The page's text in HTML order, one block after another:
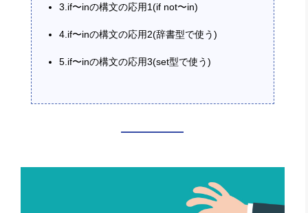
3.if〜inの構文の応用1(if not〜in)
4.if〜inの構文の応用2(辞書型で使う)
5.if〜inの構文の応用3(set型で使う)